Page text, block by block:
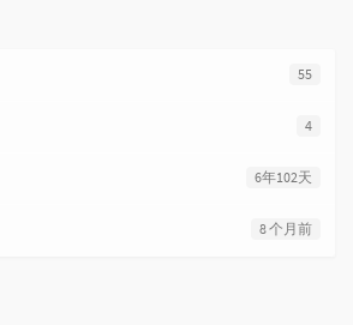
55
4
6年102天
8 个月前